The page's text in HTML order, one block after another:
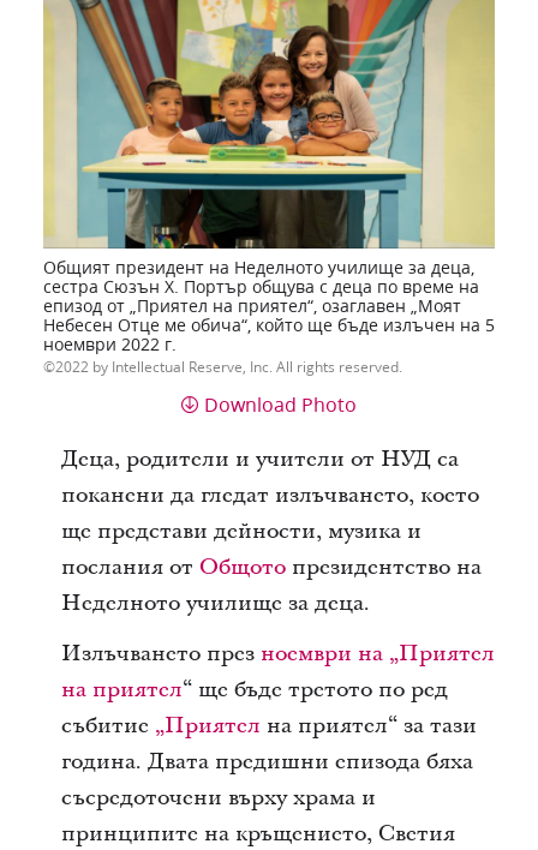
Общият президент на Неделното училище за деца,
сестра Сюзън Х. Портър общува с деца по време на
епизод от „Приятел на приятел“, озаглавен „Моят
Небесен Отце ме обича“, който ще бъде излъчен на 5
ноември 2022 г.
2022 by Intellectual Reserve, Inc. All rights reserved.
Download Photo
Деца, родители и учители от НУД са
поканени да гледат излъчването, което
ще представи дейности, музика и
послания от Общотопрезидентство на
Неделното училище за деца.
Излъчването през ноември на „Приятел
на приятел“ ще бъде третото по ред
събитие „Приятел на приятел“ за тази
година. Двата предишни епизода бяха
съсредоточени върху храма и
принципите на кръщението, Светия